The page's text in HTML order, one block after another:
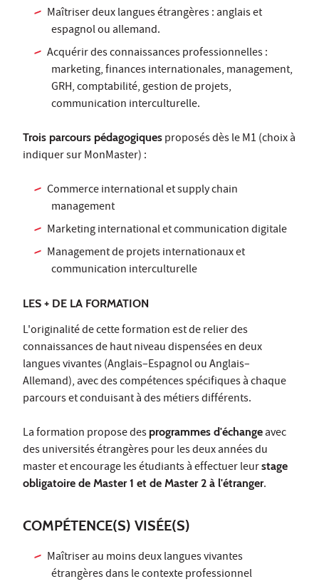
Maîtriser deux langues étrangères : anglais et
espagnol ou allemand.
Acquérir des connaissances professionnelles :
marketing, finances internationales, management,
GRH, comptabilité, gestion de projets,
communication interculturelle.
Trois parcours pédagogiques proposés dès le M1 (choix à
indiquer sur MonMaster) :
Commerce international et supply chain
management
Marketing international et communication digitale
Management de projets internationaux et
communication interculturelle
LES + DE LA FORMATION
L'originalité de cette formation est de relier des
connaissances de haut niveau dispensées en deux
langues vivantes (Anglais–Espagnol ou Anglais–
Allemand), avec des compétences spécifiques à chaque
parcours et conduisant à des métiers différents.
La formation propose des programmes d'échangeavec
des universités étrangères pour les deux années du
master et encourage les étudiants à effectuer leurstage
obligatoire de Master 1 et de Master 2 à l'étranger.
COMPÉTENCE(S) VISÉE(S)
Maîtriser au moins deux langues vivantes
étrangères dans le contexte professionnel